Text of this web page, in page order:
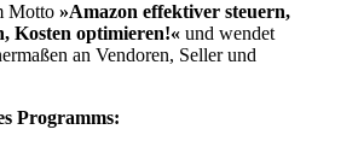
Motto»Amazon effektiver steuern,
Kosten optimieren!« und wendet
an Vendoren, Seller und
Programms: